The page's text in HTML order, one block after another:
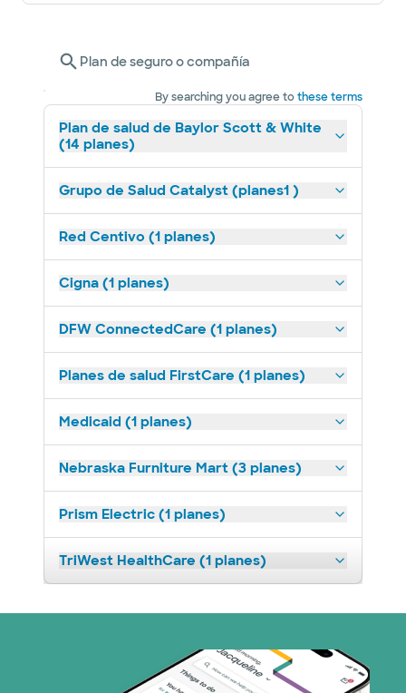
Plan de seguro o compañía
By searching you agree tothese terms
Plan de salud de Baylor Scott & White
(14 planes)
Grupo de Salud Catalyst (planes1 )
Red Centivo (1 planes)
Cigna (1 planes)
DFW ConnectedCare (1 planes)
Planes de salud FirstCare (1 planes)
Medicaid (1 planes)
Nebraska Furniture Mart (3 planes)
Prism Electric (1 planes)
TriWest HealthCare (1 planes)